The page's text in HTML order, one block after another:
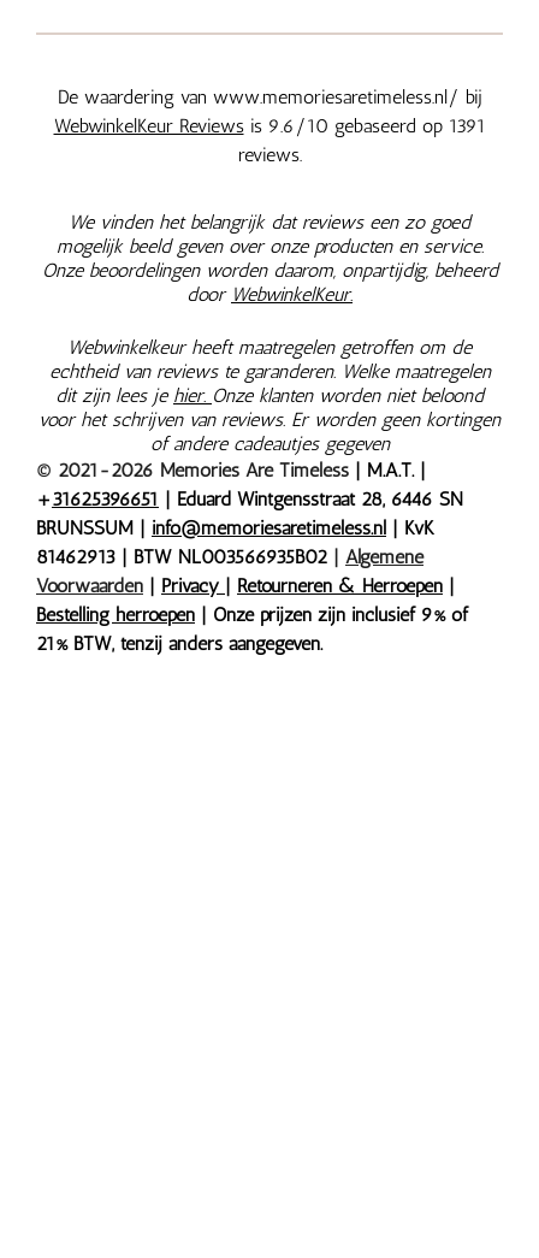
De waardering van www.memoriesaretimeless.nl/ bij
WebwinkelKeur Reviewsis 9.6/10 gebaseerd op 1391
reviews.
We vinden het belangrijk dat reviews een zo goed
mogelijk beeld geven over onze producten en service.
Onze beoordelingen worden daarom, onpartijdig, beheerd
door WebwinkelKeur.
Webwinkelkeur heeft maatregelen getroffen om de
echtheid van reviews te garanderen. Welke maatregelen
dit zijn lees je hier. Onze klanten worden niet beloond
voor het schrijven van reviews. Er worden geen kortingen
of andere cadeautjes gegeven
© 2021-2026 Memories Are Timeless | M.A.T. |
+31625396651 | Eduard Wintgensstraat 28, 6446 SN
BRUNSSUM | info@memoriesaretimeless.nl | KvK
81462913 | BTW NL003566935B02 | Algemene
Voorwaarden | Privacy | Retourneren & Herroepen |
Bestelling herroepen | Onze prijzen zijn inclusief 9% of
21% BTW, tenzij anders aangegeven.